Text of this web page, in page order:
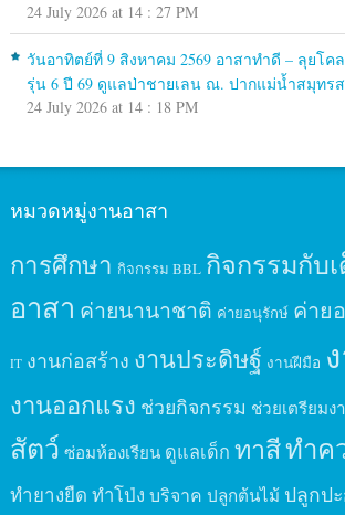
24 July 2026 at 14 : 27 PM
วันอาทิตย์ที่ 9 สิงหาคม 2569 อาสาทำดี – ลุยโค
รุ่น 6 ปี 69 ดูแลป่าชายเลน ณ. ปากแม่น้ำสมุทร
24 July 2026 at 14 : 18 PM
หมวดหมู่งานอาสา
การศึกษา กิจกรรม BBL กิจกรรมกับ
อาสา ค่ายนานาชาติ ค่ายอนุรักษ์ ค่าย
IT งานก่อสร้าง งานประดิษฐ์ งานฝีมือ
งานออกแรง ช่วยกิจกรรม ช่วยเตรียมง
สัตว์ ซ่อมห้องเรียน ดูแลเด็ก ทาสีทำค
ทำยางยืด ทำโป่ง บริจาค ปลูกต้นไม้ ปลูกป